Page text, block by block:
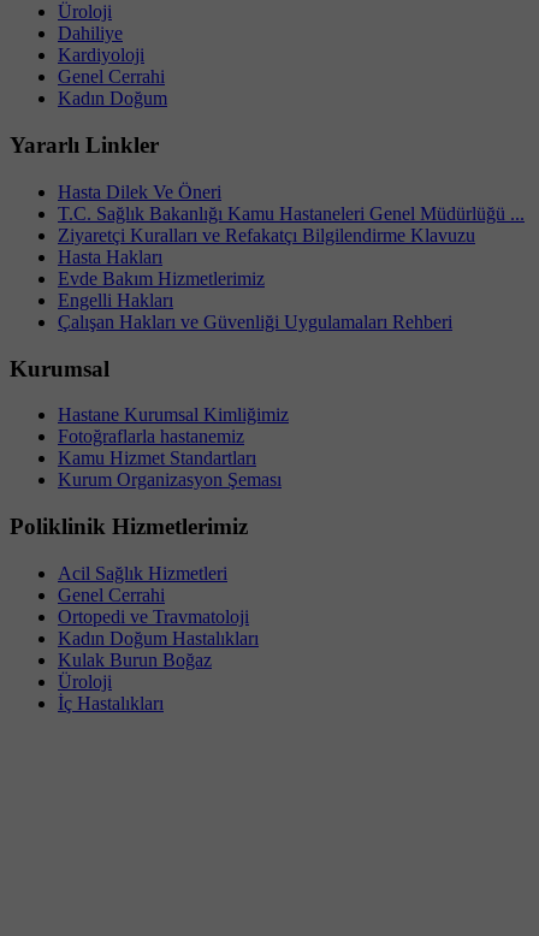
Üroloji
Dahiliye
Kardiyoloji
Genel Cerrahi
Kadın Doğum
Yararlı Linkler
Hasta Dilek Ve Öneri
T.C. Sağlık Bakanlığı Kamu Hastaneleri Genel Müdürlüğü ...
Ziyaretçi Kuralları ve Refakatçı Bilgilendirme Klavuzu
Hasta Hakları
Evde Bakım Hizmetlerimiz
Engelli Hakları
Çalışan Hakları ve Güvenliği Uygulamaları Rehberi
Kurumsal
Hastane Kurumsal Kimliğimiz
Fotoğraflarla hastanemiz
Kamu Hizmet Standartları
Kurum Organizasyon Şeması
Poliklinik Hizmetlerimiz
Acil Sağlık Hizmetleri
Genel Cerrahi
Ortopedi ve Travmatoloji
Kadın Doğum Hastalıkları
Kulak Burun Boğaz
Üroloji
İç Hastalıkları